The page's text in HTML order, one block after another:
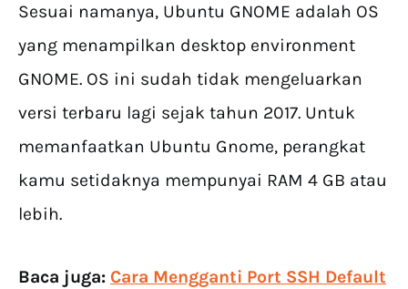
Sesuai namanya, Ubuntu GNOME adalah OS
yang menampilkan desktop environment
GNOME. OS ini sudah tidak mengeluarkan
versi terbaru lagi sejak tahun 2017. Untuk
memanfaatkan Ubuntu Gnome, perangkat
kamu setidaknya mempunyai RAM 4 GB atau
lebih.
Baca juga: Cara Mengganti Port SSH Default